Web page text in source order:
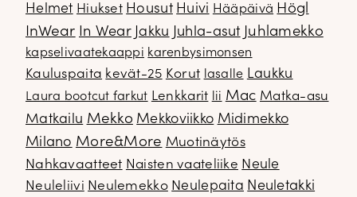
Helmet Hiukset Housut Huivi Hääpäivä Högl
InWear In Wear Jakku Juhla-asut Juhlamekko
kapselivaatekaappi karenbysimonsen
Kauluspaita kevät-25 Korut lasalle Laukku
Laura bootcut farkut Lenkkarit lii Mac Matka-asu
Matkailu Mekko Mekkoviikko Midimekko
Milano More&More Muotinäytös
Nahkavaatteet Naisten vaateliike Neule
Neuleliivi Neulemekko Neulepaita Neuletakki